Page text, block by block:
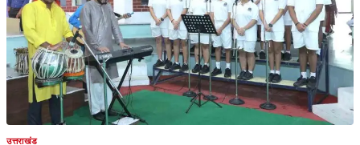
उत्तराखंड